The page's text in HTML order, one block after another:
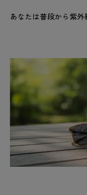
あなたは普段から紫